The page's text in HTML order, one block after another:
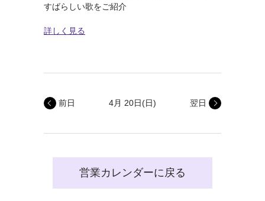
すばらしい歌をご紹介
詳しく見る
4月 20日(日)
前日 翌日
営業カレンダーに戻る